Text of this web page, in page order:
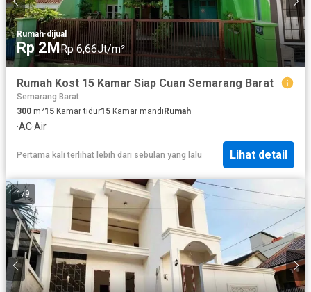
Rumah·dijual
Rp 2MRp 6,66Jt/m²
Rumah Kost 15 Kamar Siap Cuan Semarang Barat
Semarang Barat
300 m²15 Kamar tidur15 Kamar mandiRumah
·AC·Air
Pertama kali terlihat lebih dari sebulan yang lalu Lihat detail
1/9